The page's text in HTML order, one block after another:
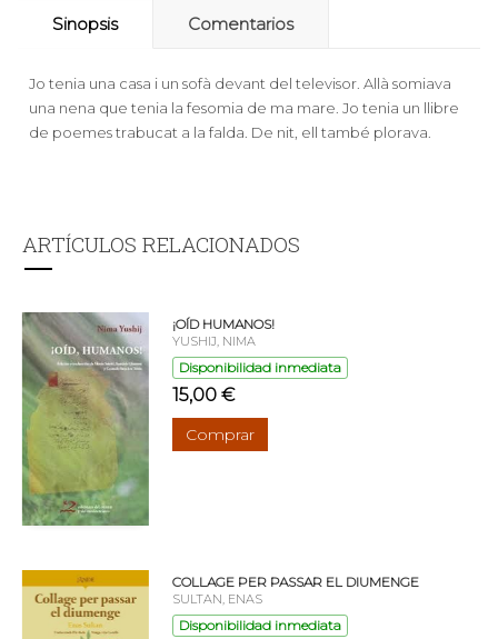
Sinopsis Comentarios
Jo tenia una casa i un sofà devant del televisor. Allà somiava
una nena que tenia la fesomia de ma mare. Jo tenia un llibre
de poemes trabucat a la falda. De nit, ell també plorava.
ARTÍCULOS RELACIONADOS
¡OÍD HUMANOS!
YUSHIJ, NIMA
Disponibilidad inmediata
15,00 €
Comprar
COLLAGE PER PASSAR EL DIUMENGE
SULTAN, ENAS
Disponibilidad inmediata